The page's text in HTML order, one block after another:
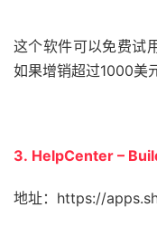
这个软件可以免费试
如果增销超过1000美
3. HelpCenter –
地址：https://